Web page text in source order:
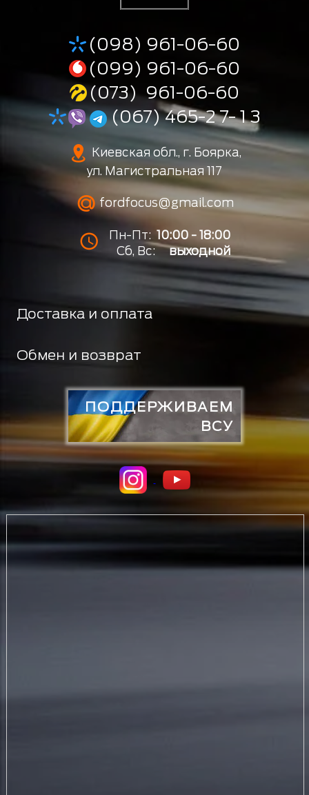
(098) 961-06-60
(099) 961-06-60
(073) 961-06-60
(067) 465-2 7- 1 3
Киевская обл., г. Боярка,
ул. Магистральная 117
fordfocus@gmail.com
Пн-Пт: 10:00 - 18:00
Сб, Вс:
выходной
Доставка и оплата
Обмен и возврат
ПОДДЕРЖИВАЕМ
ВСУ